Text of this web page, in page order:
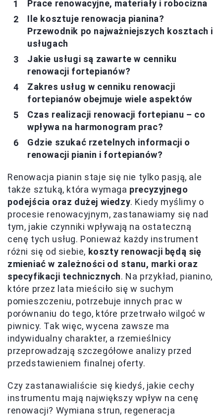
Prace renowacyjne, materiały i robocizna
Ile kosztuje renowacja pianina?
Przewodnik po najważniejszych kosztach i
usługach
Jakie usługi są zawarte w cenniku
renowacji fortepianów?
Zakres usług w cenniku renowacji
fortepianów obejmuje wiele aspektów
Czas realizacji renowacji fortepianu – co
wpływa na harmonogram prac?
Gdzie szukać rzetelnych informacji o
renowacji pianin i fortepianów?
Renowacja pianin staje się nie tylko pasją, ale
także sztuką, która wymaga precyzyjnego
podejścia oraz dużej wiedzy. Kiedy myślimy o
procesie renowacyjnym, zastanawiamy się nad
tym, jakie czynniki wpływają na ostateczną
cenę tych usług. Ponieważ każdy instrument
różni się od siebie, koszty renowacji będą się
zmieniać w zależności od stanu, marki oraz
specyfikacji technicznych. Na przykład, pianino,
które przez lata mieściło się w suchym
pomieszczeniu, potrzebuje innych prac w
porównaniu do tego, które przetrwało wilgoć w
piwnicy. Tak więc, wycena zawsze ma
indywidualny charakter, a rzemieślnicy
przeprowadzają szczegółowe analizy przed
przedstawieniem finalnej oferty.
Czy zastanawialiście się kiedyś, jakie cechy
instrumentu mają największy wpływ na cenę
renowacji? Wymiana strun, regeneracja